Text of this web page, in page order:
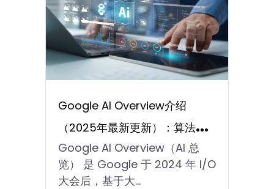
Google AI Overview介绍
（2025年最新更新）：算法影
响+内容优化攻略
Google AI Overview（AI 总
览） 是 Google 于 2024 年 I/O
大会后，基于大…